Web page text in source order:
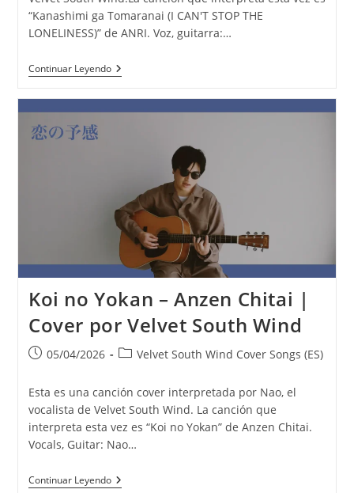
“Kanashimi ga Tomaranai (I CAN'T STOP THE
LONELINESS)” de ANRI. Voz, guitarra:…
Continuar LeyendoKanashimi
Ga
LONELINESS)
Covered
By
Velvet
South
Wind
Koi no Yokan – Anzen Chitai |
Cover por Velvet South Wind
Publicación
la
entrada:
05/04/2026
Categoría
la
entrada:
Velvet South Wind Cover Songs (ES)
Esta es una canción cover interpretada por Nao, el
vocalista de Velvet South Wind. La canción que
interpreta esta vez es “Koi no Yokan” de Anzen Chitai.
Vocals, Guitar: Nao…
Continuar LeyendoKoi